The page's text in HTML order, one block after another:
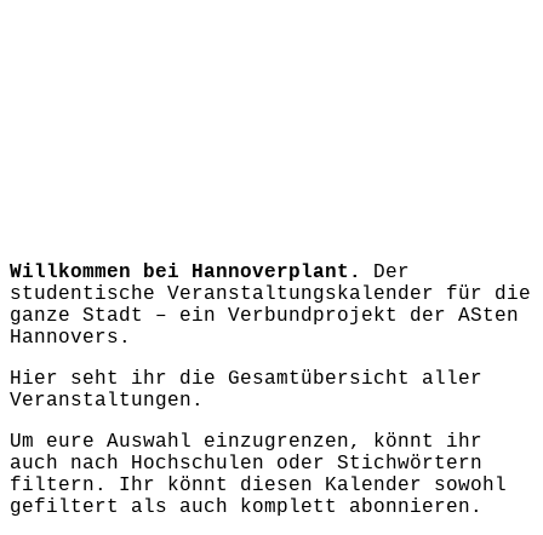
Willkommen bei Hannoverplant.
Der
studentische Veranstaltungskalender für die
ganze Stadt – ein Verbundprojekt der ASten
Hannovers.
Hier seht ihr die Gesamtübersicht aller
Veranstaltungen.
Um eure Auswahl einzugrenzen, könnt ihr
auch nach Hochschulen oder Stichwörtern
filtern. Ihr könnt diesen Kalender sowohl
gefiltert als auch komplett abonnieren.